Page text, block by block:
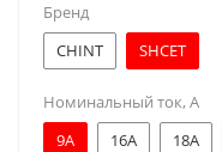
Бренд
CHINT
SHCET
Номинальный ток, А
9A
16A 18A